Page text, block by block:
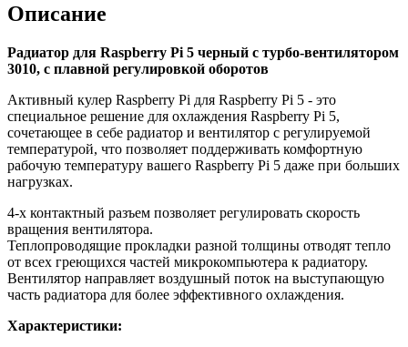
Описание
Радиатор для Raspberry Pi 5 черный с турбо-вентилятором
3010, с плавной регулировкой оборотов
Активный кулер Raspberry Pi для Raspberry Pi 5 - это
специальное решение для охлаждения Raspberry Pi 5,
сочетающее в себе радиатор и вентилятор с регулируемой
температурой, что позволяет поддерживать комфортную
рабочую температуру вашего Raspberry Pi 5 даже при больших
нагрузках.
4-х контактный разъем позволяет регулировать скорость
вращения вентилятора.
Теплопроводящие прокладки разной толщины отводят тепло
от всех греющихся частей микрокомпьютера к радиатору.
Вентилятор направляет воздушный поток на выступающую
часть радиатора для более эффективного охлаждения.
Характеристики: